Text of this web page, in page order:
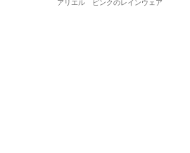
アリエル ピンクのレインウェア